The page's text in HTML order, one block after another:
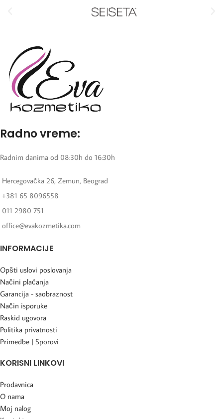
Radno vreme:
Radnim danima od 08:30h do 16:30h
Hercegovačka 26, Zemun, Beograd
+381 65 8096558
011 2980 751
office@evakozmetika.com
INFORMACIJE
Opšti uslovi poslovanja
Načini plaćanja
Garancija - saobraznost
Način isporuke
Raskid ugovora
Politika privatnosti
Primedbe | Sporovi
KORISNI LINKOVI
Prodavnica
O nama
Moj nalog